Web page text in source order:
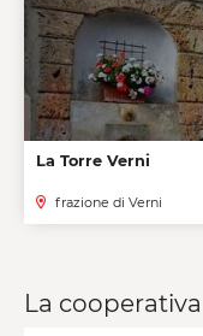
La Torre Verni
frazione di Verni
La cooperativa